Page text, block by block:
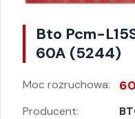
Bto Pcm-
60A (5244)
Moc rozruchowa:
Producent: